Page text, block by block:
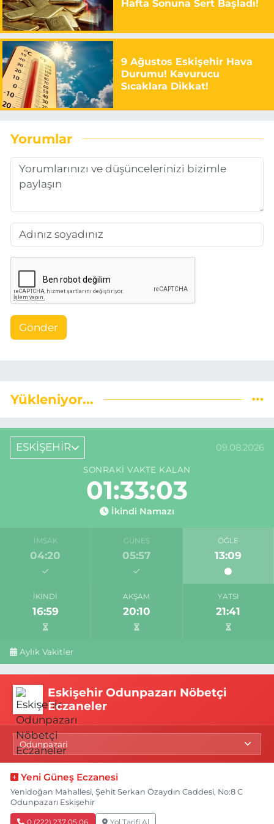
Hafta Sonuna Sert Başladı!
9 Ağustos Eskişehir Hava
Durumu! Kavurucu
Sıcaklara Dikkat!
Yorumlar
Gönder
Yükleniyor...
ESKİŞEHİR 09.08.2026
SONRAKI VAKTE KALAN
01:33:02
İkindi Namazı
İMSAK
04:20
GÜNEŞ
05:57
ÖĞLE
13:09
İKINDI
16:59
AKŞAM
20:10
YATSI
21:41
Aylık Vakitler
Eskişehir Odunpazarı Nöbetçi
Eczaneler
Yeni Güneş Eczanesi
Yenidoğan Mahallesi, Şehit Serkan Özaydın Caddesi, No:8 C
Odunpazarı Eskişehir
0 (222) 237 05 06 Yol Tarifi Al